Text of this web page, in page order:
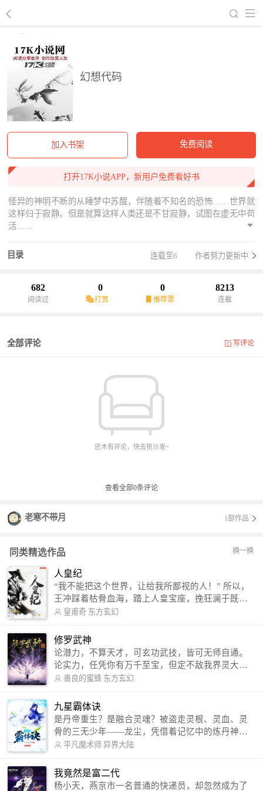
幻想代码
加入书架 免费阅读
打开17K小说APP，新用户免费看好书
怪异的神明不断的从睡梦中苏醒，伴随着不知名的恐怖……世界就
这样归于寂静。但是就算这样人类还是不甘寂静，试图在虚无中苟
活……
目录 连载至6 作者努力更新中
682
阅读过
0
打赏
0
推荐票
8213
连载
全部评论 写评论
还木有评论，快去抢沙发~
查看全部0条评论
老寒不带月 1部作品
同类精选作品 换一换
人皇纪
“我不能把这个世界，让给我所鄙视的人！” 所以，
王冲踩着枯骨血海，踏上人皇宝座，挽狂澜于既
倒，扶大厦之将倾，成就了一段无上的传说！ 微信
微博：皇甫奇（地址：http://weibo.com/u/25284575
87） QQ交流群：320238210【普通群】 574501330
【VIP订阅群】 欢迎大家关注。
皇甫奇 东方玄幻
修罗武神
论潜力，不算天才，可玄功武技，皆可无师自通。
论实力，任凭你有万千至宝，但定不敌我界灵大
军。 我是谁？天下众生视我为修罗，却不知，我以
信公众号：善良的蜜蜂后援会）
善良的蜜蜂 东方玄幻
九星霸体诀
是丹帝重生？是融合灵魂？被盗走灵根、灵血、灵
骨的三无少年——龙尘，凭借着记忆中的炼丹神
术，修行神秘功法九星霸体诀，拨开重重迷雾，解
勾搭各色美女，镇压恶鬼邪神。 江湖传闻：龙
尘一到，地吼天啸。龙尘一出，鬼泣神哭。 本
平凡魔术师 异界大陆
我竟然是富二代
杨小天，燕京市一名普通的快递员，却忽然成为了